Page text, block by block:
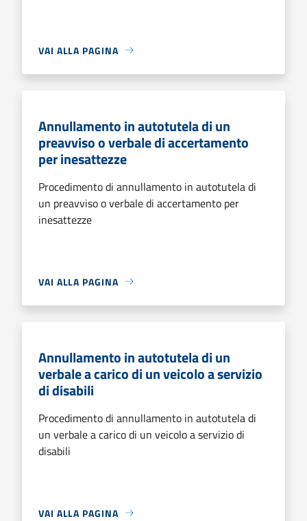
VAI ALLA PAGINA
Annullamento in autotutela di un
preavviso o verbale di accertamento
per inesattezze
Procedimento di annullamento in autotutela di
un preavviso o verbale di accertamento per
inesattezze
VAI ALLA PAGINA
Annullamento in autotutela di un
verbale a carico di un veicolo a servizio
di disabili
Procedimento di annullamento in autotutela di
un verbale a carico di un veicolo a servizio di
disabili
VAI ALLA PAGINA